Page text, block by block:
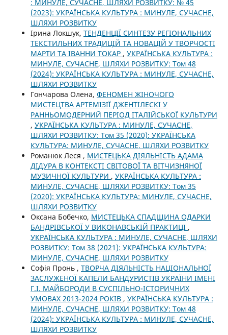
: МИНУЛЕ, СУЧАСНЕ, ШЛЯХИ РОЗВИТКУ: № 45
(2023): УКРАЇНСЬКА КУЛЬТУРА : МИНУЛЕ, СУЧАСНЕ,
ШЛЯХИ РОЗВИТКУ
Ірина Локшук, ТЕНДЕНЦІЇ СИНТЕЗУ РЕГІОНАЛЬНИХ
ТЕКСТИЛЬНИХ ТРАДИЦІЙ ТА НОВАЦІЙ У ТВОРЧОСТІ
МАРТИ ТА ІВАННИ ТОКАР , УКРАЇНСЬКА КУЛЬТУРА :
МИНУЛЕ, СУЧАСНЕ, ШЛЯХИ РОЗВИТКУ: Том 48
(2024): УКРАЇНСЬКА КУЛЬТУРА : МИНУЛЕ, СУЧАСНЕ,
ШЛЯХИ РОЗВИТКУ
Гончарова Олена, ФЕНОМЕН ЖІНОЧОГО
МИСТЕЦТВА АРТЕМІЗІЇ ДЖЕНТІЛЕСКІ У
РАННЬОМОДЕРНИЙ ПЕРІОД ІТАЛІЙСЬКОЇ КУЛЬТУРИ
, УКРАЇНСЬКА КУЛЬТУРА : МИНУЛЕ, СУЧАСНЕ,
ШЛЯХИ РОЗВИТКУ: Том 35 (2020): УКРАЇНСЬКА
КУЛЬТУРА: МИНУЛЕ, СУЧАСНЕ, ШЛЯХИ РОЗВИТКУ
Романюк Леся , МИСТЕЦЬКА ДІЯЛЬНІСТЬ АДАМА
ДІДУРА В КОНТЕКСТІ СВІТОВОЇ ТА ВІТЧИЗНЯНОЇ
МУЗИЧНОЇ КУЛЬТУРИ , УКРАЇНСЬКА КУЛЬТУРА :
МИНУЛЕ, СУЧАСНЕ, ШЛЯХИ РОЗВИТКУ: Том 35
(2020): УКРАЇНСЬКА КУЛЬТУРА: МИНУЛЕ, СУЧАСНЕ,
ШЛЯХИ РОЗВИТКУ
Оксана Бобечко, МИСТЕЦЬКА СПАДЩИНА ОДАРКИ
БАНДРІВСЬКОЇ У ВИКОНАВСЬКІЙ ПРАКТИЦІ ,
УКРАЇНСЬКА КУЛЬТУРА : МИНУЛЕ, СУЧАСНЕ, ШЛЯХИ
РОЗВИТКУ: Том 38 (2021): УКРАЇНСЬКА КУЛЬТУРА:
МИНУЛЕ, СУЧАСНЕ, ШЛЯХИ РОЗВИТКУ
Софія Пронь , ТВОРЧА ДІЯЛЬНІСТЬ НАЦІОНАЛЬНОЇ
ЗАСЛУЖЕНОЇ КАПЕЛИ БАНДУРИСТІВ УКРАЇНИ ІМЕНІ
Г.І. МАЙБОРОДИ В СУСПІЛЬНО-ІСТОРИЧНИХ
УМОВАХ 2013-2024 РОКІВ , УКРАЇНСЬКА КУЛЬТУРА :
МИНУЛЕ, СУЧАСНЕ, ШЛЯХИ РОЗВИТКУ: Том 48
(2024): УКРАЇНСЬКА КУЛЬТУРА : МИНУЛЕ, СУЧАСНЕ,
ШЛЯХИ РОЗВИТКУ